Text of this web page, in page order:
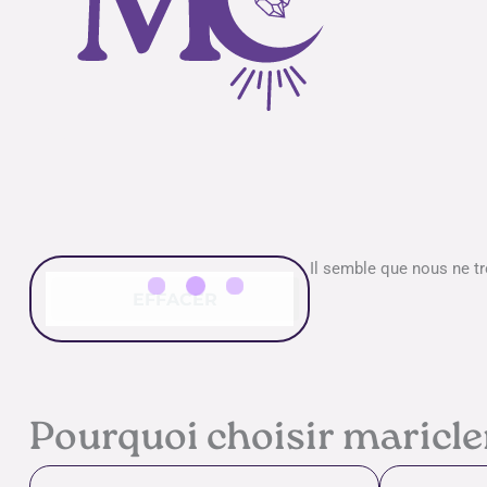
EFFACER
Il semble que nous ne
Pourquoi choisir